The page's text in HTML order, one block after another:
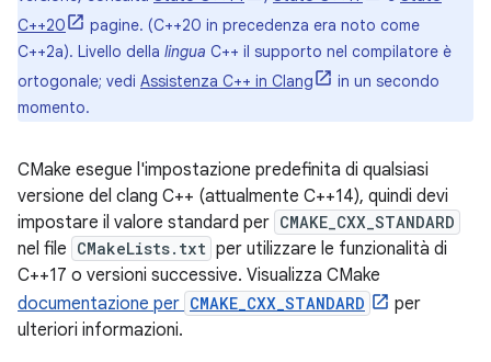
C++20
pagine. (C++20 in precedenza era noto come
C++2a). Livello della lingua C++ il supporto nel compilatore è
ortogonale; vedi Assistenza C++ in Clang
in un secondo
momento.
CMake esegue l'impostazione predefinita di qualsiasi
versione del clang C++ (attualmente C++14), quindi devi
impostare il valore standard per CMAKE_CXX_STANDARD
nel file CMakeLists.txt per utilizzare le funzionalità di
C++17 o versioni successive. Visualizza CMake
documentazione per CMAKE_CXX_STANDARD
per
ulteriori informazioni.